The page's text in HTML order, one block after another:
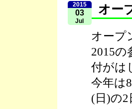
2015
03
Jul
オー
オープ
2015の
付がは
今年は
(日)の